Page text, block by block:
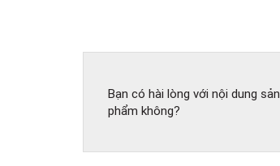
Bạn có hài lòng với nội dung sản
phẩm không?